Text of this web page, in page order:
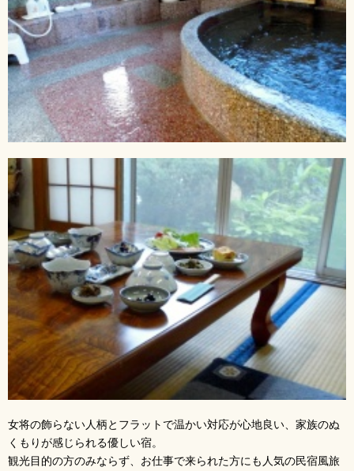
女将の飾らない人柄とフラットで温かい対応が心地良い、家族のぬ
くもりが感じられる優しい宿。
観光目的の方のみならず、お仕事で来られた方にも人気の民宿風旅